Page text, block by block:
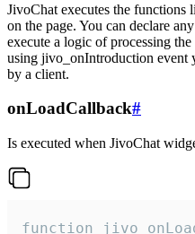
JivoChat executes the functions
on the page. You can declare
execute a logic of processing
using jivo_onIntroduction event
by a client.
onLoadCallback#
Is executed when JivoChat
function